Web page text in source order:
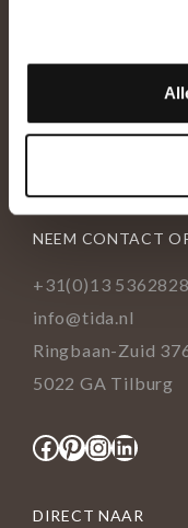
OVER ONS
Ons team
NEEM CONTACT
+31(0)13 5362828
info@tida.nl
Ringbaan-Zuid
5022 GA Tilburg
Facebook
Pinterest
DIRECT NAAR